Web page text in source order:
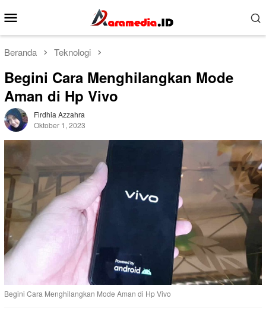
ke
kontenMobile
Beranda Teknologi
Begini Cara Menghilangkan Mode
Aman di Hp Vivo
Firdhia Azzahra
Oktober 1, 2023
Begini Cara Menghilangkan Mode Aman di Hp Vivo